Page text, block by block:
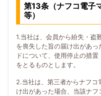
第13条（ナフコ電子
等）
1.当社は、会員から紛失・盗
を喪失した旨の届け出があ
ドについて、使用停止の措置
をとるものとします。
2.当社は、第三者からナフコ
け出があった場合、当該ナ